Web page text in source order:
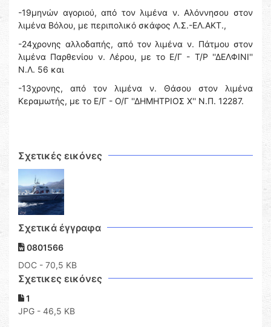
-19μηνών αγοριού, από τον λιμένα ν. Αλόννησου στον
λιμένα Βόλου, με περιπολικό σκάφος Λ.Σ.-ΕΛ.ΑΚΤ.,
-24χρονης αλλοδαπής, από τον λιμένα ν. Πάτμου στον
λιμένα Παρθενίου ν. Λέρου, με το Ε/Γ - Τ/Ρ ''ΔΕΛΦΙΝΙ''
Ν.Λ. 56 και
-13χρονης, από τον λιμένα ν. Θάσου στον λιμένα
Κεραμωτής, με το Ε/Γ - Ο/Γ ''ΔΗΜΗΤΡΙΟΣ Χ'' Ν.Π. 12287.
Σχετικές εικόνες
Σχετικά έγγραφα
0801566
DOC - 70,5 KB
Σχετικες εικόνες
1
JPG - 46,5 KB